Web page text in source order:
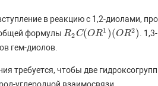
в реакцию с 1,2-диолами,
формулы R2C(OR1 )(OR2)
R2C(OR1)(OR2)
.
гем-диолов.
требуется, чтобы две